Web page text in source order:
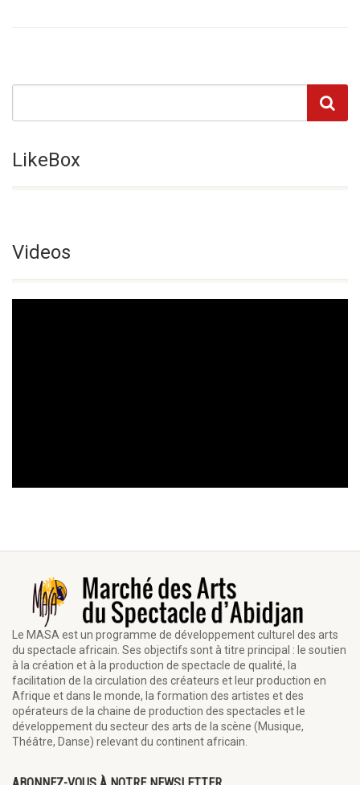
LikeBox
Videos
Le MASA est un programme de développement culturel des arts
du spectacle africain. Ses objectifs sont à titre principal : le soutien
à la création et à la production de spectacle de qualité, la
facilitation de la circulation des créateurs et leur production en
Afrique et dans le monde, la formation des artistes et des
opérateurs de la chaine de production des spectacles et le
développement du secteur des arts de la scène (Musique,
Théâtre, Danse) relevant du continent africain.